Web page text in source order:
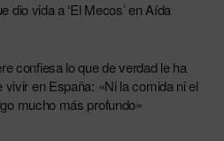
dio vida a ‘El Mecos’ en Aída
confiesa lo que de verdad le ha
vivir en España: «Ni la comida ni el
mucho más profundo»